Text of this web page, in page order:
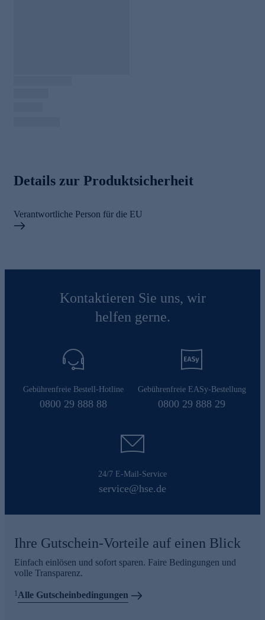
Details zur Produktsicherheit
Verantwortliche Person für die EU
Kontaktieren Sie uns, wir
helfen gerne.
Gebührenfreie Bestell-Hotline
0800 29 888 88
Gebührenfreie EASy-Bestellung
0800 29 888 29
24/7 E-Mail-Service
service@hse.de
Ihre Gutschein-Vorteile auf einen Blick
Einfach einlösen und sofort sparen. Faire Bedingungen und
volle Transparenz.
1 Alle Gutscheinbedingungen